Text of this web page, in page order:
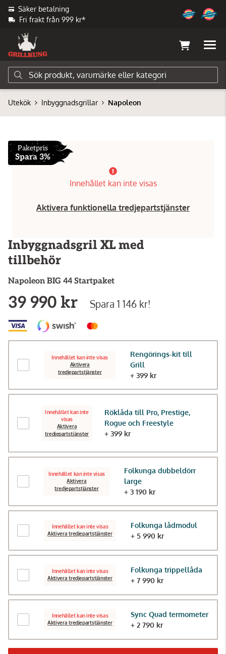
Säker betalning
Fri frakt från 999 kr*
Utekök Inbyggnadsgrillar Napoleon
Paketpris
Spara 3%
Innehållet kan inte visas
Aktivera funktionella tredjepartstjänster
Inbyggnadsgril XL med
tillbehör
Napoleon BIG 44 Startpaket
39 990 kr Spara 1 146 kr!
Innehållet kan inte visas
Aktivera
tredjepartstjänster
Rengörings-kit till
Grill
+ 399 kr
Innehållet kan inte
visas
Aktivera
tredjepartstjänster
Röklåda till Pro, Prestige,
Rogue och Freestyle
+ 399 kr
Innehållet kan inte visas
Aktivera
tredjepartstjänster
Folkunga dubbeldörr
large
+ 3 190 kr
Innehållet kan inte visas
Aktivera tredjepartstjänster
Folkunga lådmodul
+ 5 990 kr
Innehållet kan inte visas
Aktivera tredjepartstjänster
Folkunga trippellåda
+ 7 990 kr
Innehållet kan inte visas
Aktivera tredjepartstjänster
Sync Quad termometer
+ 2 790 kr